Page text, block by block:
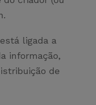
ligada a
informação,
de